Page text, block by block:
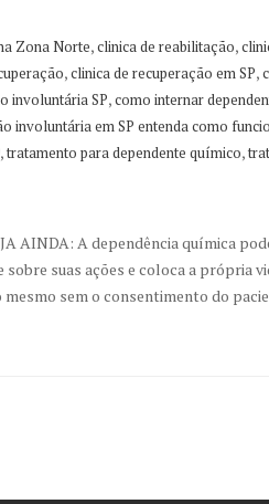
Zona Norte,clinica de reabilitação,
,clinica de recuperação em SP,
involuntária SP,como internar
involuntária em SP entenda como
,tratamento para dependente químico,
AINDA: A dependência química
suas ações e coloca a própria
sem o consentimento do